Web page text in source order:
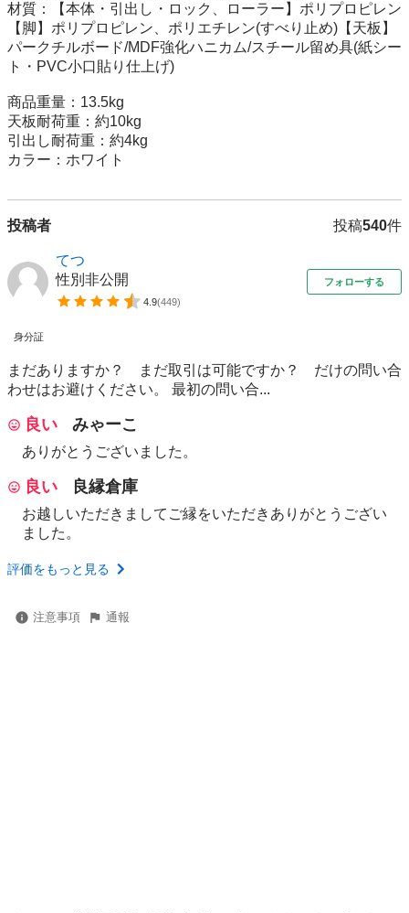
材質：【本体・引出し・ロック、ローラー】ポリプロピレン
【脚】ポリプロピレン、ポリエチレン(すべり止め)【天板】
パークチルボード/MDF強化ハニカム/スチール留め具(紙シー
ト・PVC小口貼り仕上げ)
商品重量：13.5kg
天板耐荷重：約10kg
引出し耐荷重：約4kg
投稿者 投稿540件
てつ
性別非公開
4.9(449)
フォローする
身分証
まだありますか？ まだ取引は可能ですか？ だけの問い合
わせはお避けください。 最初の問い合...
良い みゃーこ
ありがとうございました。
良い 良縁倉庫
お越しいただきましてご縁をいただきありがとうござい
ました。
評価をもっと見る
注意事項 通報